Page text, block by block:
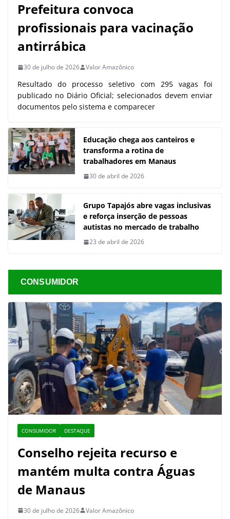
Prefeitura convoca
profissionais para vacinação
antirrábica
30 de julho de 2026 Valor Amazônico
Resultado do processo seletivo com 295 vagas foi
publicado no Diário Oficial; selecionados devem enviar
documentos pelo sistema e comparecer
Educação chega aos canteiros e
transforma a rotina de
trabalhadores em Manaus
30 de abril de 2026
Grupo Tapajós abre vagas inclusivas
e reforça inserção de pessoas
autistas no mercado de trabalho
23 de abril de 2026
CONSUMIDOR
CONSUMIDOR DESTAQUE
Conselho rejeita recurso e
mantém multa contra Águas
de Manaus
30 de julho de 2026 Valor Amazônico